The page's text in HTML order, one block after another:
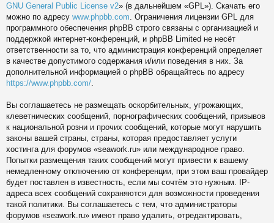
GNU General Public License v2» (в дальнейшем «GPL»). Скачать его
можно по адресу www.phpbb.com . Ограничения лицензии GPL для
программного обеспечения phpBB строго связаны с организацией и
поддержкой интернет-конференций, и phpBB Limited не несёт
ответственности за то, что администрация конференций определяет
в качестве допустимого содержания и/или поведения в них. За
дополнительной информацией о phpBB обращайтесь по адресу
https://www.phpbb.com/
Вы соглашаетесь не размещать оскорбительных, угрожающих,
клеветнических сообщений, порнографических сообщений, призывов
к национальной розни и прочих сообщений, которые могут нарушить
законы вашей страны, страны, которая предоставляет услуги
хостинга для форумов «seawork.ru» или международное право.
Попытки размещения таких сообщений могут привести к вашему
немедленному отключению от конференции, при этом ваш провайдер
будет поставлен в известность, если мы сочтём это нужным. IP-
адреса всех сообщений сохраняются для возможности проведения
такой политики. Вы соглашаетесь с тем, что администраторы
форумов «seawork.ru» имеют право удалить, отредактировать,